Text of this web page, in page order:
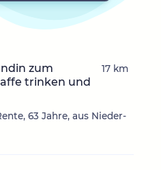
zum
trinken und
63 Jahre, aus Nieder-
17 km